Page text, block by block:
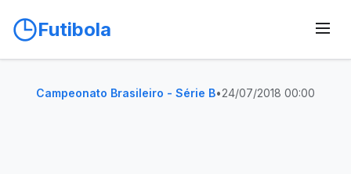
Futibola
Campeonato Brasileiro - Série B•24/07/2018 00:00